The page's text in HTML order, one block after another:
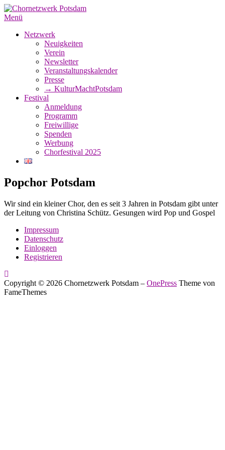
Zum
Inhalt
Menü
Netzwerk
Neuigkeiten
Verein
Newsletter
Veranstaltungskalender
Presse
→ KulturMachtPotsdam
Festival
Anmeldung
Programm
Freiwillige
Spenden
Werbung
Chorfestival 2025
Popchor Potsdam
Wir sind ein kleiner Chor, den es seit 3 Jahren in Potsdam gibt unter
der Leitung von Christina Schütz. Gesungen wird Pop und Gospel
Impressum
Datenschutz
Einloggen
Registrieren
Copyright © 2026 Chornetzwerk Potsdam – OnePress Theme von
FameThemes